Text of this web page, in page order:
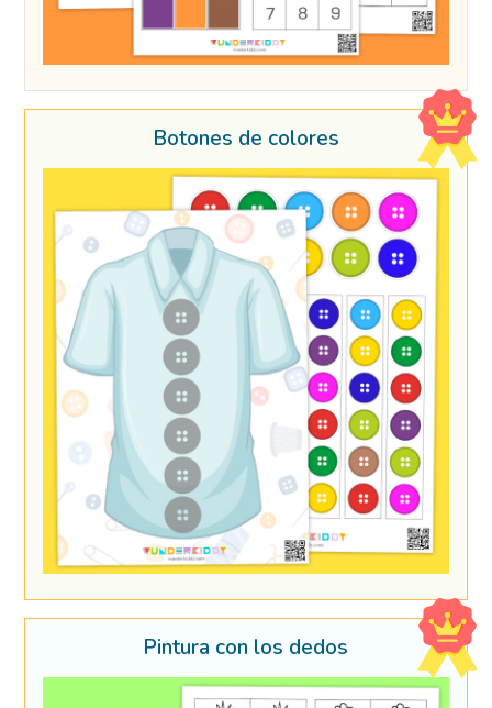
Botones de colores
Pintura con los dedos